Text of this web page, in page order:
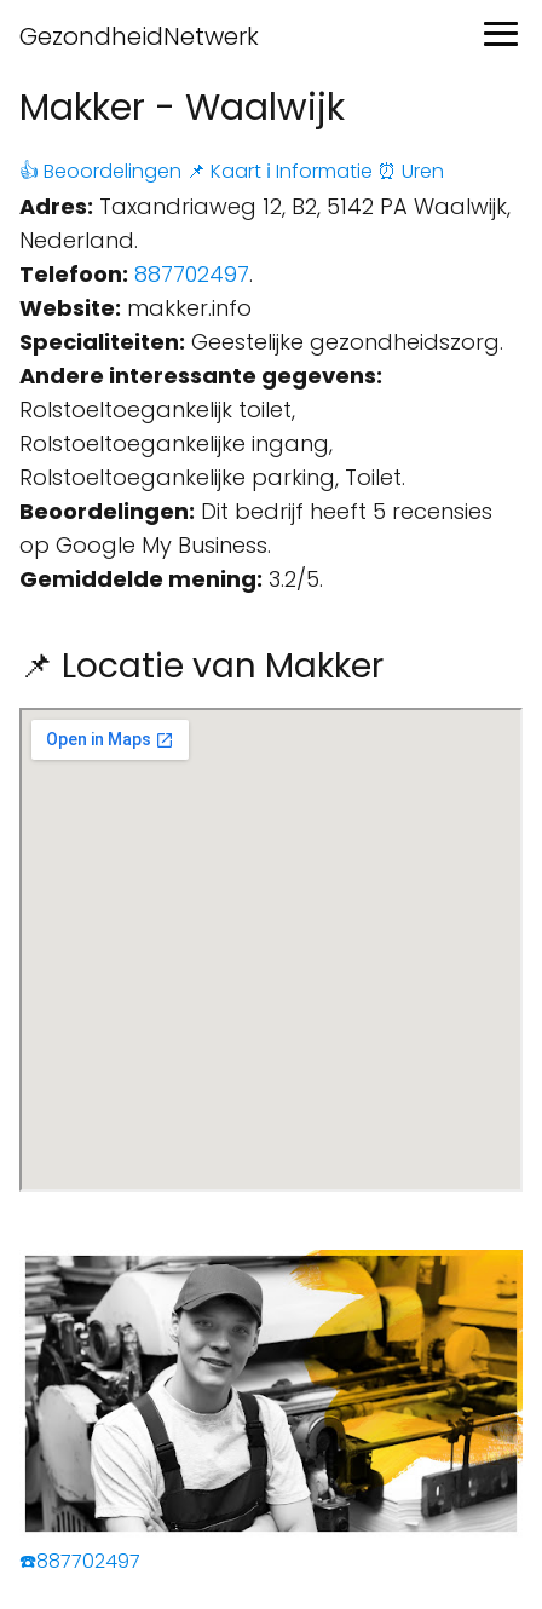
GezondheidNetwerk
Makker - Waalwijk
👍 Beoordelingen 📌 Kaart ℹ️ Informatie ⏰ Uren
Adres: Taxandriaweg 12, B2, 5142 PA Waalwijk,
Nederland.
Telefoon: 887702497.
Website: makker.info
Specialiteiten: Geestelijke gezondheidszorg.
Andere interessante gegevens:
Rolstoeltoegankelijk toilet,
Rolstoeltoegankelijke ingang,
Rolstoeltoegankelijke parking, Toilet.
Beoordelingen: Dit bedrijf heeft 5 recensies
op Google My Business.
Gemiddelde mening: 3.2/5.
📌 Locatie van Makker
☎️887702497